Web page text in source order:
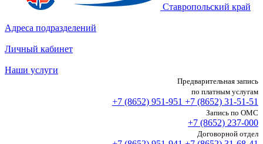
Ставропольский край
Адреса подразделений
Личный кабинет
Наши услуги
Предварительная запись
по платным услугам
+7 (8652) 951-951 +7 (8652) 31-51-51
Запись по ОМС
+7 (8652) 237-000
Договорной отдел